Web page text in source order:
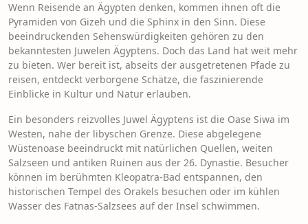
Wenn Reisende an Ägypten denken, kommen ihnen oft die
Pyramiden von Gizeh und die Sphinx in den Sinn. Diese
beeindruckenden Sehenswürdigkeiten gehören zu den
bekanntesten Juwelen Ägyptens. Doch das Land hat weit mehr
zu bieten. Wer bereit ist, abseits der ausgetretenen Pfade zu
reisen, entdeckt verborgene Schätze, die faszinierende
Einblicke in Kultur und Natur erlauben.
Ein besonders reizvolles Juwel Ägyptens ist die Oase Siwa im
Westen, nahe der libyschen Grenze. Diese abgelegene
Wüstenoase beeindruckt mit natürlichen Quellen, weiten
Salzseen und antiken Ruinen aus der 26. Dynastie. Besucher
können im berühmten Kleopatra-Bad entspannen, den
historischen Tempel des Orakels besuchen oder im kühlen
Wasser des Fatnas-Salzsees auf der Insel schwimmen.